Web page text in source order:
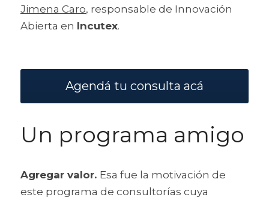
Jimena Caro, responsable de Innovación
Abierta en Incutex.
Agendá tu consulta acá
Un programa amigo
Agregar valor. Esa fue la motivación de
este programa de consultorías cuya